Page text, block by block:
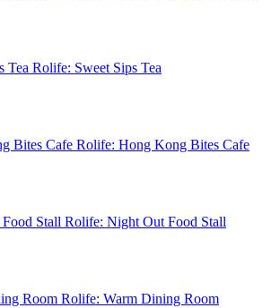
Rolife: Sweet Sips Tea
Rolife: Hong Kong Bites Cafe
Rolife: Night Out Food Stall
Rolife: Warm Dining Room